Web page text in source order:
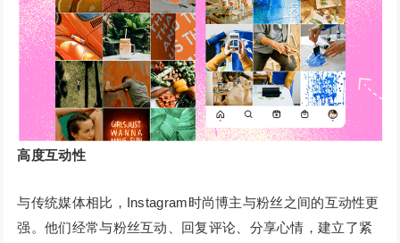
高度互动性
与传统媒体相比，Instagram时尚博主与粉丝之间的互动性更
强。他们经常与粉丝互动、回复评论、分享心情，建立了紧